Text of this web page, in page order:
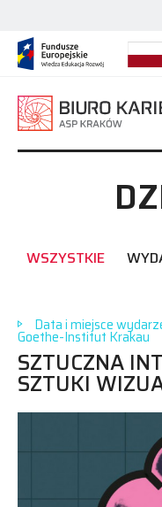
Dla Studenta_tki /
Dla Pracodawcy
O nas
Platforma
Kontakt
WSZYSTKIE
Data i miejsce
Goethe-Institut Krakau
SZTUCZNA
SZTUKI